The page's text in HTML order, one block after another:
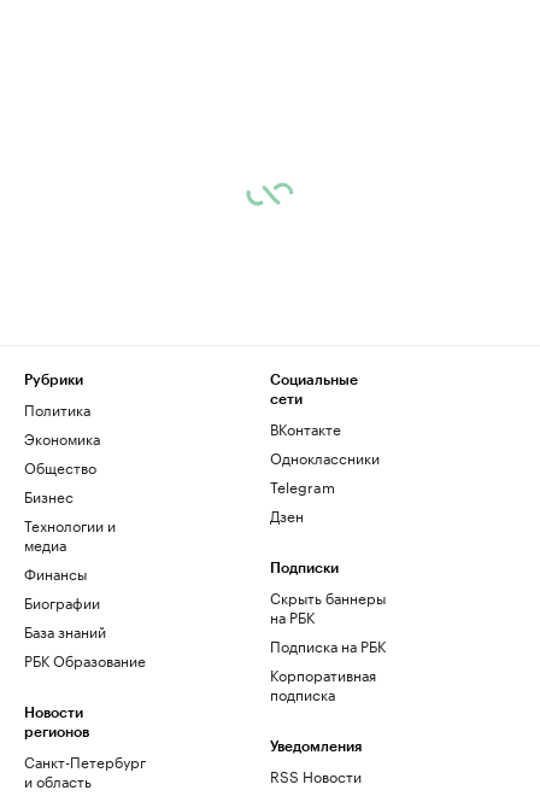
Рубрики
Политика
Экономика
Общество
Бизнес
Технологии и
медиа
Финансы
Биографии
База знаний
РБК Образование
Новости
регионов
Санкт-Петербург
и область
Социальные
сети
ВКонтакте
Одноклассники
Telegram
Дзен
Подписки
Скрыть баннеры
на РБК
Подписка на РБК
Корпоративная
подписка
Уведомления
RSS Новости